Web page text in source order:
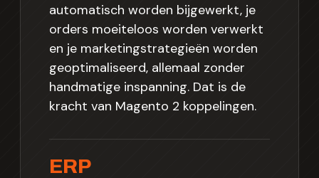
automatisch worden bijgewerkt, je
orders moeiteloos worden verwerkt
en je marketingstrategieën worden
geoptimaliseerd, allemaal zonder
handmatige inspanning. Dat is de
kracht van Magento 2 koppelingen.
ERP